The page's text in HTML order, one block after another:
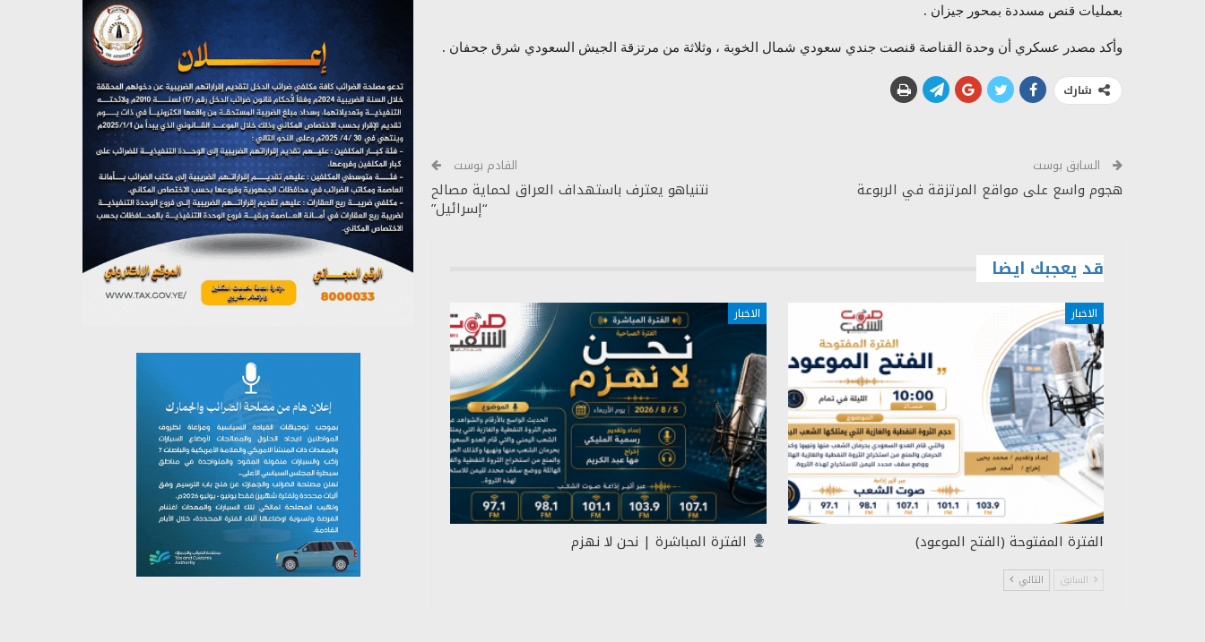
بعمليات قنص مسددة بمحور جيزان .
وأكد مصدر عسكري أن وحدة القناصة قنصت جندي سعودي شمال الخوبة ، وثلاثة من مرتزقة الجيش السعودي شرق جحفان .
شارك
السابق بوست
هجوم واسع على مواقع المرتزقة في الربوعة
القادم بوست
نتنياهو يعترف باستهداف العراق لحماية مصالح
“إسرائيل”
قد يعجبك ايضا
الاخبار
الفترة المفتوحة (الفتح الموعود)
الاخبار
الفترة المباشرة | نحن لا نهزم
السابق التالي
تستمعون لبرنامج (هندسة الوهم)
مؤتمر صحفي لمركز عين الإنسانية حول جرائم تحالف
العدوان على اليمن
يوليو 27, 2026
تستمعون لبرنامج (مع السيد القائد)
يوليو 26, 2026
تستمعون لبرنامج (خبر وعلم)
يوليو 26, 2026